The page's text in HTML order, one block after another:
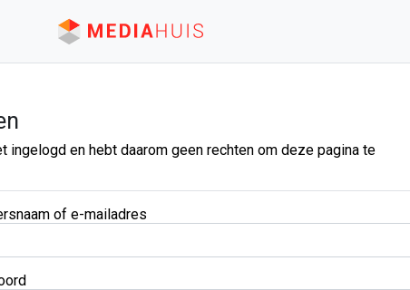
ingelogd en hebt daarom geen rechten om deze pagina te
of e-mailadres